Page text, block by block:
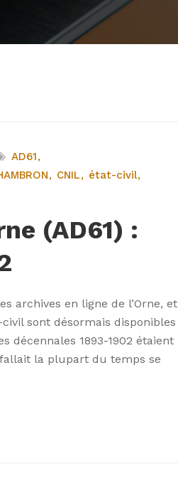
AD61
CNIL
état-civil
(AD61) :
archives en ligne de l’Orne, et
sont désormais disponibles
décennales 1893-1902 étaient
la plupart du temps se